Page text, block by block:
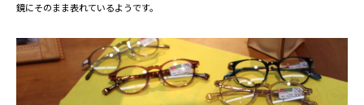
鏡にそのまま表れているようです。